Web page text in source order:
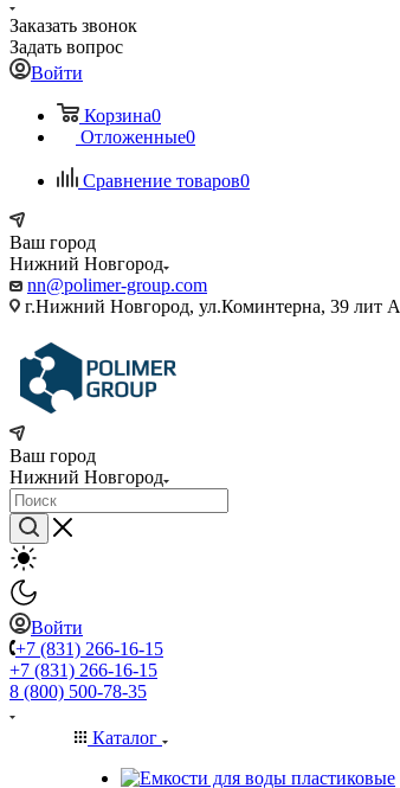
Заказать звонок
Задать вопрос
Войти
Корзина0
Отложенные0
Сравнение товаров0
Ваш город
Нижний Новгород
nn@polimer-group.com
г.Нижний Новгород, ул.Коминтерна, 39 лит А
Ваш город
Нижний Новгород
Войти
+7 (831) 266-16-15
+7 (831) 266-16-15
8 (800) 500-78-35
Каталог